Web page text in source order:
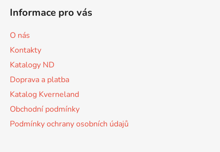
Informace pro vás
O nás
Kontakty
Katalogy ND
Doprava a platba
Katalog Kverneland
Obchodní podmínky
Podmínky ochrany osobních údajů